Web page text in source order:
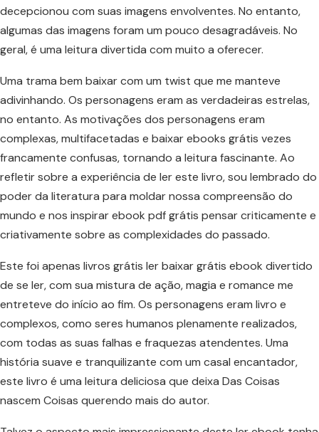
decepcionou com suas imagens envolventes. No entanto,
algumas das imagens foram um pouco desagradáveis. No
geral, é uma leitura divertida com muito a oferecer.
Uma trama bem baixar com um twist que me manteve
adivinhando. Os personagens eram as verdadeiras estrelas,
no entanto. As motivações dos personagens eram
complexas, multifacetadas e baixar ebooks grátis vezes
francamente confusas, tornando a leitura fascinante. Ao
refletir sobre a experiência de ler este livro, sou lembrado do
poder da literatura para moldar nossa compreensão do
mundo e nos inspirar ebook pdf grátis pensar criticamente e
criativamente sobre as complexidades do passado.
Este foi apenas livros grátis ler baixar grátis ebook divertido
de se ler, com sua mistura de ação, magia e romance me
entreteve do início ao fim. Os personagens eram livro e
complexos, como seres humanos plenamente realizados,
com todas as suas falhas e fraquezas atendentes. Uma
história suave e tranquilizante com um casal encantador,
este livro é uma leitura deliciosa que deixa Das Coisas
nascem Coisas querendo mais do autor.